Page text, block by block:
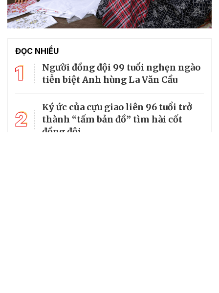
ĐỌC NHIỀU
1
Người đồng đội 99 tuổi nghẹn ngào
tiễn biệt Anh hùng La Văn Cầu
2
Ký ức của cựu giao liên 96 tuổi trở
thành “tấm bản đồ” tìm hài cốt
đồng đội